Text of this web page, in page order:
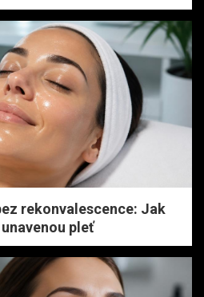
rekonvalescence: Jak
pleť